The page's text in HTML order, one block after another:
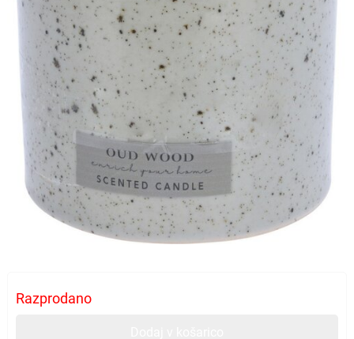
Razprodano